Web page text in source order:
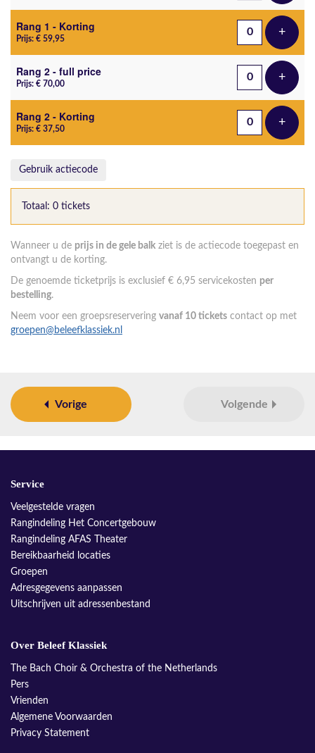
Rang 1 - Korting
Prijs: € 59,95 +Voeg
Rang 2 - full price
Prijs: € 70,00 +Voeg
Rang 2 - Korting
Prijs: € 37,50 +Voeg
Gebruik actiecode
Totaal: 0 tickets
Wanneer u de prijs in de gele balk ziet is de actiecode toegepast en
ontvangt u de korting.
De genoemde ticketprijs is exclusief € 6,95 servicekosten per
bestelling.
Neem voor een groepsreservering vanaf 10 tickets contact op met
groepen@beleefklassiek.nl
Vorige Volgende
Service
Veelgestelde vragen
Rangindeling Het Concertgebouw
Rangindeling AFAS Theater
Bereikbaarheid locaties
Groepen
Adresgegevens aanpassen
Uitschrijven uit adressenbestand
Over Beleef Klassiek
The Bach Choir & Orchestra of the Netherlands
Pers
Vrienden
Algemene Voorwaarden
Privacy Statement